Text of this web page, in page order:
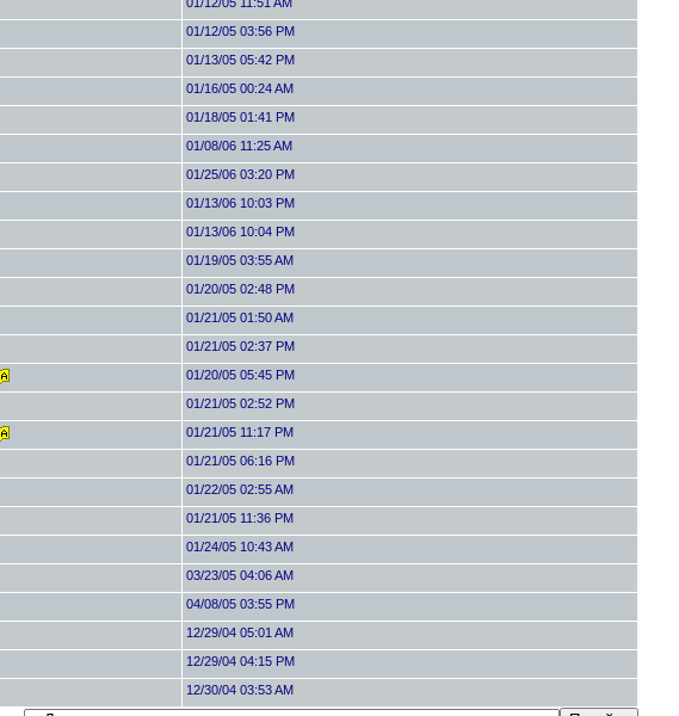
01/12/05 03:56 PM
01/13/05 05:42 PM
01/16/05 00:24 AM
01/18/05 01:41 PM
01/08/06 11:25 AM
01/25/06 03:20 PM
01/13/06 10:03 PM
01/13/06 10:04 PM
01/19/05 03:55 AM
01/20/05 02:48 PM
01/21/05 01:50 AM
01/21/05 02:37 PM
01/20/05 05:45 PM
01/21/05 02:52 PM
01/21/05 11:17 PM
01/21/05 06:16 PM
01/22/05 02:55 AM
01/21/05 11:36 PM
01/24/05 10:43 AM
03/23/05 04:06 AM
04/08/05 03:55 PM
12/29/04 05:01 AM
12/29/04 04:15 PM
12/30/04 03:53 AM